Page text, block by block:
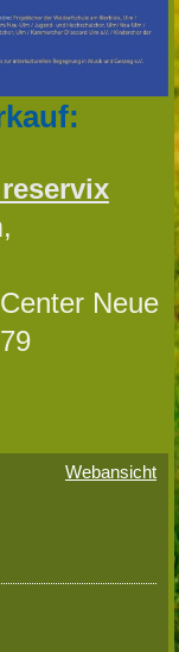
Neue
Webansicht